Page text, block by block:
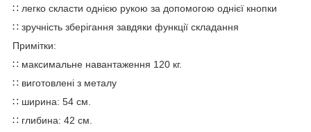
∷ легко скласти однією рукою за допомогою однієї кнопки
∷ зручність зберігання завдяки функції складання
Примітки:
∷ максимальне навантаження 120 кг.
∷ виготовлені з металу
∷ ширина: 54 см.
∷ глибина: 42 см.